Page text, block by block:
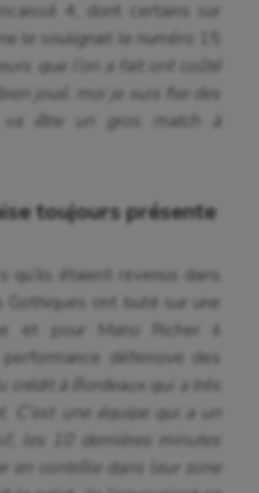
4, dont certains sur
le soulignait le numéro 15
que l’on a fait ont coûté
joué, moi je suis fier des
être un gros match à
toujours présente
qu’ils étaient revenus dans
ont buté sur une
et pour Mario Richer il
défensive des
crédit à Bordeaux qui a très
C’est une équipe qui a un
les 10 dernières minutes
en contrôle dans leur zone